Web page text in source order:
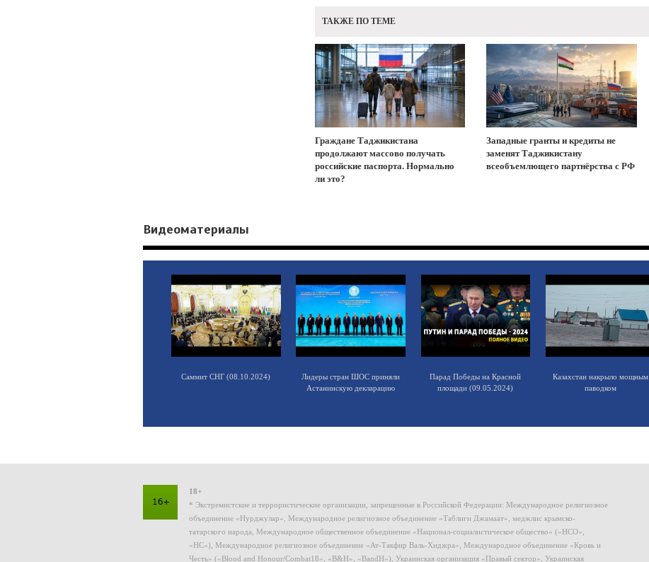
ТАКЖЕ ПО ТЕМЕ
Граждане Таджикистана
продолжают массово получать
российские паспорта. Нормально
ли это?
Западные гранты и кредиты не
заменят Таджикистану
всеобъемлющего партнёрства с РФ
Видеоматериалы
Саммит СНГ (08.10.2024)
Лидеры стран ШОС приняли
Астанинскую декларацию
Парад Победы на Красной
площади (09.05.2024)
Казахстан накрыло мощным
паводком
18+
* Экстремистские и террористические организации, запрещенные в Российской Федерации: Международное религиозное
объединение «Нурджулар», Международное религиозное объединение «Таблиги Джамаат», меджлис крымско-
татарского народа, Международное общественное объединение «Национал-социалистическое общество» («НСО»,
«НС»), Международное религиозное объединение «Ат-Такфир Валь-Хиджра», Международное объединение «Кровь и
Честь» («Blood and Honour/Combat18», «B&H», «BandH»), Украинская организация «Правый сектор», Украинская